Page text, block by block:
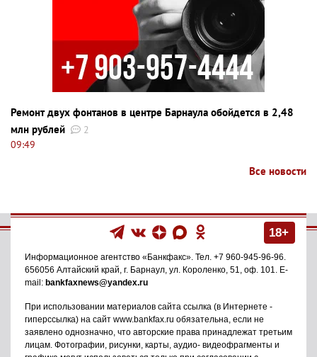
Ремонт двух фонтанов в центре Барнаула обойдется в 2,48
млн рублей
2
09:49
Все новости
18+
Информационное агентство «Банкфакс». Тел. +7 960-945-96-96.
656056 Алтайский край, г. Барнаул, ул. Короленко, 51, оф. 101. E-
mail: bankfaxnews@yandex.ru
При использовании материалов сайта ссылка (в Интернете -
гиперссылка) на сайт www.bankfax.ru обязательна, если не
заявлено однозначно, что авторские права принадлежат третьим
лицам. Фотографии, рисунки, карты, аудио- видеофрагменты и